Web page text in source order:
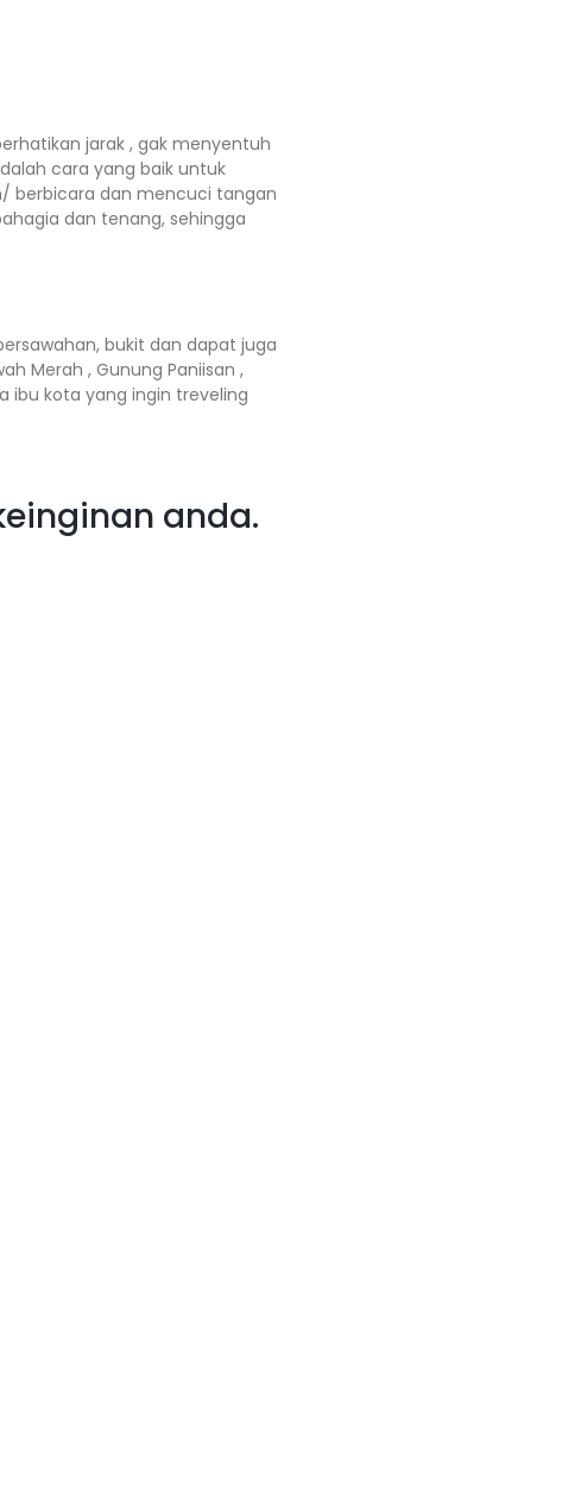
jarak , gak menyentuh
cara yang baik untuk
berbicara dan mencuci tangan
dan tenang, sehingga
bukit dan dapat juga
Merah , Gunung Paniisan ,
ibu kota yang ingin treveling
anda.